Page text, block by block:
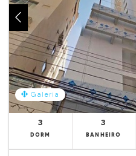
Galeria
3
DORM
3
BANHEIRO